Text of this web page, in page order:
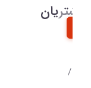
مشتریان